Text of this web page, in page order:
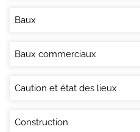
Baux
Baux commerciaux
Caution et état des lieux
Construction